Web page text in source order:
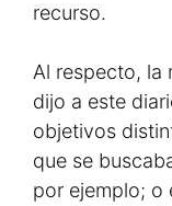
recurso.
Al respecto, la
dijo a este
objetivos
que se
por ejemplo; o